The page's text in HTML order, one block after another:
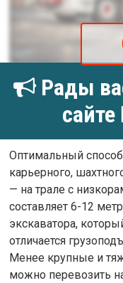
Рады
Оптимальный
карьерного,
— на трале с
составляет 6-12
экскаватора,
отличается
Менее крупные и
можно перевозить